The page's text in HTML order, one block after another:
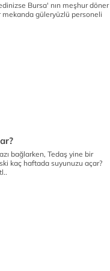
Bursa' nın meşhur döner
mekanda güleryüzlü personeli
bağlarken, Tedaş yine bir
kaç haftada suyunuzu açar?